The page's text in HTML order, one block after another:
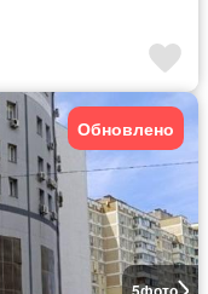
Обновлено